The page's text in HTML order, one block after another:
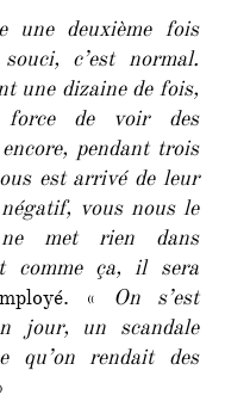
une deuxième fois
c’est normal.
une dizaine de fois,
force de voir des
pendant trois
est arrivé de leur
vous nous le
met rien dans
comme ça, il sera
« On s’est
jour, un scandale
qu’on rendait des